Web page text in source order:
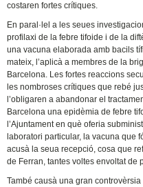
costaren fortes crítiques.
En paral·lel a les seues
profilaxi de la febre tifoide i de la
una vacuna elaborada amb bacils
mateix, l’aplicà a membres de la
Barcelona. Les fortes reaccions
les nombroses crítiques que rebé
l’obligaren a abandonar el
Barcelona una epidèmia de febre
l’Ajuntament en què oferia
laboratori particular, la vacuna que
acusà la seua recepció, cosa que
de Ferran, tantes voltes envoltat de
També causà una gran